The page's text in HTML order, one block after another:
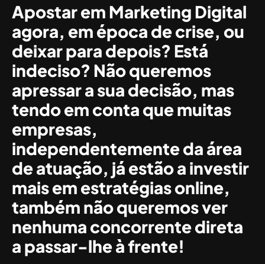
Apostar em Marketing Digital
agora, em época de crise, ou
deixar para depois? Está
indeciso? Não queremos
apressar a sua decisão, mas
tendo em conta que muitas
empresas,
independentemente da área
de atuação, já estão a investir
mais em estratégias online,
também não queremos ver
nenhuma concorrente direta
a passar-lhe à frente!